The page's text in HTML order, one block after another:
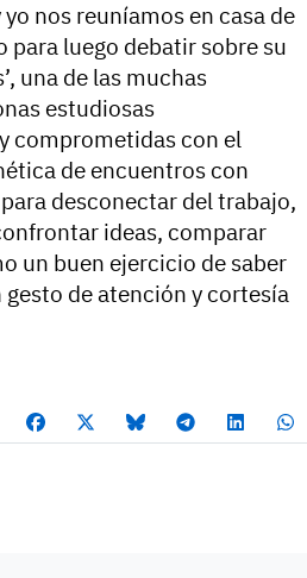
nos reuníamos en casa de
para luego debatir sobre su
una de las muchas
estudiosas
comprometidas con el
de encuentros con
desconectar del trabajo,
ideas, comparar
un buen ejercicio de saber
de atención y cortesía